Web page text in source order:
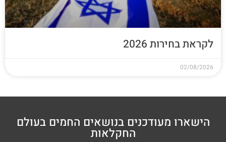
לקראת בחירות 2026
02/08/2026
הישארו מעודכנים בנושאים החמים בעולם
החקלאות